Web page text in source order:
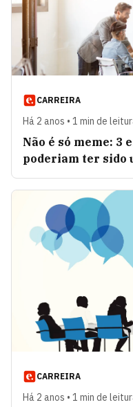
CARREIRA
Há 2 anos • 1 min de
Não é só meme: 3
poderiam ter sido
CARREIRA
Há 2 anos • 1 min de